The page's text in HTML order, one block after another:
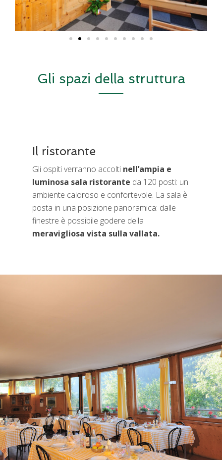
Gli spazi della struttura
Il ristorante
Gli ospiti verranno accolti nell’ampia e
luminosa sala ristorante da 120 posti: un
ambiente caloroso e confortevole. La sala è
posta in una posizione panoramica: dalle
finestre è possibile godere della
meravigliosa vista sulla vallata.